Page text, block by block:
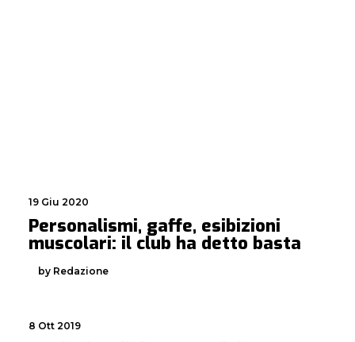
19 Giu 2020
Personalismi, gaffe, esibizioni
muscolari: il club ha detto basta
by Redazione
8 Ott 2019